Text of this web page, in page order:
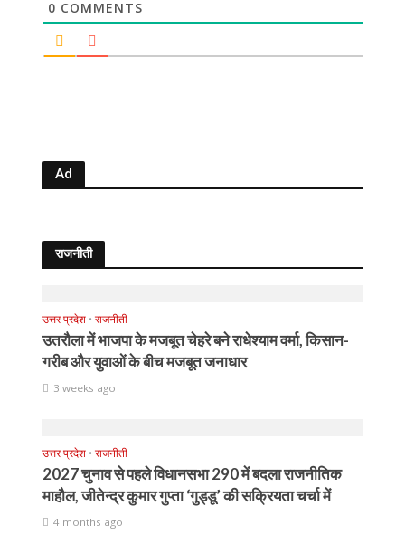
0 COMMENTS
Ad
राजनीती
उत्तर प्रदेश • राजनीती
उतरौला में भाजपा के मजबूत चेहरे बने राधेश्याम वर्मा, किसान-
गरीब और युवाओं के बीच मजबूत जनाधार
3 weeks ago
उत्तर प्रदेश • राजनीती
2027 चुनाव से पहले विधानसभा 290 में बदला राजनीतिक
माहौल, जीतेन्द्र कुमार गुप्ता ‘गुड्डू’ की सक्रियता चर्चा में
4 months ago